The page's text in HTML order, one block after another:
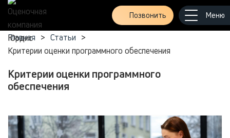
Позвонить
Главная > Статьи >
Критерии оценки программного обеспечения
Критерии оценки программного
обеспечения